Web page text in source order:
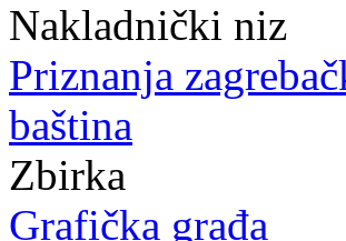
Nakladnički niz
Priznanja
baština
Zbirka
Grafička građa